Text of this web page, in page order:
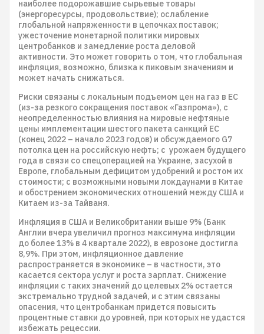
наиболее подорожавшие сырьевые товары
(энергоресурсы, продовольствие); ослабление
глобальной напряженности в цепочках поставок;
ужесточение монетарной политики мировых
центробанков и замедление роста деловой
активности. Это может говорить о том, что глобальная
инфляция, возможно, близка к пиковым значениям и
может начать снижаться.
Риски связаны с локальным подъемом цен на газ в ЕС
(из-за резкого сокращения поставок «Газпрома»), с
неопределенностью влияния на мировые нефтяные
цены имплементации шестого пакета санкций ЕС
(конец 2022 – начало 2023 годов) и обсуждаемого G7
потолка цен на российскую нефть; с урожаем будущего
года в связи со спецоперацией на Украине, засухой в
Европе, глобальным дефицитом удобрений и ростом их
стоимости; с возможными новыми локдаунами в Китае
и обострением экономических отношений между США и
Китаем из-за Тайваня.
Инфляция в США и Великобритании выше 9% (Банк
Англии вчера увеличил прогноз максимума инфляции
до более 13% в 4 квартале 2022), в еврозоне достигла
8,9%. При этом, инфляционное давление
распространяется в экономике – в частности, это
касается сектора услуг и роста зарплат. Снижение
инфляции с таких значений до целевых 2% остается
экстремально трудной задачей, и с этим связаны
опасения, что центробанкам придется повысить
процентные ставки до уровней, при которых не удастся
избежать рецессии.